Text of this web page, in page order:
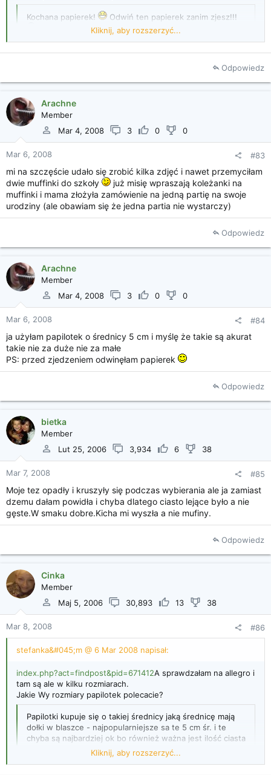
Kochana papierek! Odwiń ten papierek zanim zjesz!!!
i tu nie ma....
Jakie Wy rozmiary papilotek polecacie?
Kliknij, aby rozszerzyć...
Odpowiedz
Arachne
Member
Mar 4, 2008
3 0 0
Mar 6, 2008 #83
mi na szczęście udało się zrobić kilka zdjęć i nawet przemyciłam
dwie muffinki do szkoły
już misię wpraszają koleżanki na
muffinki i mama złożyła zamówienie na jedną partię na swoje
urodziny (ale obawiam się że jedna partia nie wystarczy)
Odpowiedz
Arachne
Member
Mar 4, 2008
3 0 0
Mar 6, 2008 #84
ja użyłam papilotek o średnicy 5 cm i myślę że takie są akurat
takie nie za duże nie za małe
PS: przed zjedzeniem odwinęłam papierek
Odpowiedz
bietka
Member
Lut 25, 2006
3,934 6 38
Mar 7, 2008 #85
Moje tez opadły i kruszyły się podczas wybierania ale ja zamiast
dzemu dałam powidła i chyba dlatego ciasto lejące było a nie
gęste.W smaku dobre.Kicha mi wyszła a nie mufiny.
Odpowiedz
Cinka
Member
Maj 5, 2006
30,893 13 38
Mar 8, 2008 #86
stefanka&#045;m @ 6 Mar 2008 napisał:
index.php?act=findpost&pid=671412A sprawdzałam na allegro i
tam są ale w kilku rozmiarach.
Jakie Wy rozmiary papilotek polecacie?
Papilotki kupuje się o takiej średnicy jaką średnicę mają
dołki w blaszce - najpopularniejsze sa te 5 cm śr. i te
chyba są najbardziej ok bo również ważna jest ilość ciasta
w danym przepisie... ja np. mam średnicę 4,5 cm i kiedy
robię mufinki część ciasta mi zostaje dlatego muszę
Kliknij, aby rozszerzyć...